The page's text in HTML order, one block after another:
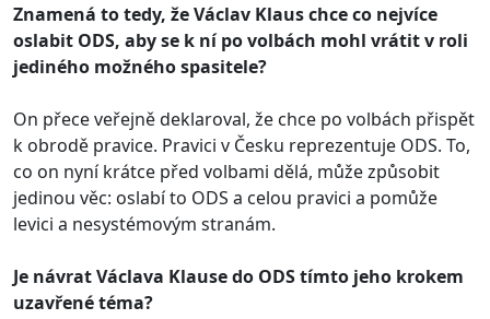
Znamená to tedy, že Václav Klaus chce co nejvíce
oslabit ODS, aby se k ní po volbách mohl vrátit v roli
jediného možného spasitele?
On přece veřejně deklaroval, že chce po volbách přispět
k obrodě pravice. Pravici v Česku reprezentuje ODS. To,
co on nyní krátce před volbami dělá, může způsobit
jedinou věc: oslabí to ODS a celou pravici a pomůže
levici a nesystémovým stranám.
Je návrat Václava Klause do ODS tímto jeho krokem
uzavřené téma?